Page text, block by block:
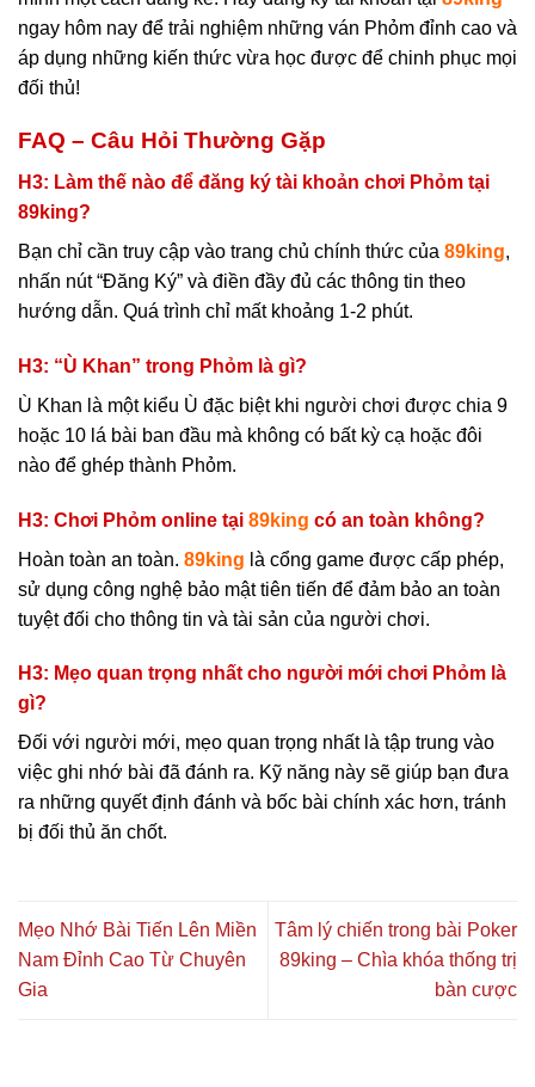
ngay hôm nay để trải nghiệm những ván Phỏm đỉnh cao và
áp dụng những kiến thức vừa học được để chinh phục mọi
đối thủ!
FAQ – Câu Hỏi Thường Gặp
H3: Làm thế nào để đăng ký tài khoản chơi Phỏm tại
89king?
Bạn chỉ cần truy cập vào trang chủ chính thức của 89king,
nhấn nút “Đăng Ký” và điền đầy đủ các thông tin theo
hướng dẫn. Quá trình chỉ mất khoảng 1-2 phút.
H3: “Ù Khan” trong Phỏm là gì?
Ù Khan là một kiểu Ù đặc biệt khi người chơi được chia 9
hoặc 10 lá bài ban đầu mà không có bất kỳ cạ hoặc đôi
nào để ghép thành Phỏm.
H3: Chơi Phỏm online tại 89king có an toàn không?
Hoàn toàn an toàn. 89king là cổng game được cấp phép,
sử dụng công nghệ bảo mật tiên tiến để đảm bảo an toàn
tuyệt đối cho thông tin và tài sản của người chơi.
H3: Mẹo quan trọng nhất cho người mới chơi Phỏm là
gì?
Đối với người mới, mẹo quan trọng nhất là tập trung vào
việc ghi nhớ bài đã đánh ra. Kỹ năng này sẽ giúp bạn đưa
ra những quyết định đánh và bốc bài chính xác hơn, tránh
bị đối thủ ăn chốt.
Mẹo Nhớ Bài Tiến Lên Miền
Nam Đỉnh Cao Từ Chuyên
Gia
Tâm lý chiến trong bài Poker
89king – Chìa khóa thống trị
bàn cược